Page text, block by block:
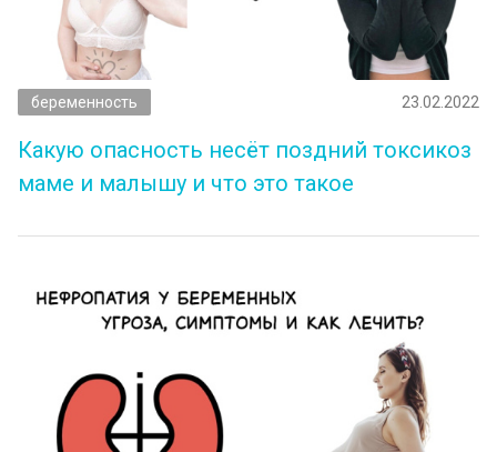
беременность 23.02.2022
Какую опасность несёт поздний токсикоз
маме и малышу и что это такое